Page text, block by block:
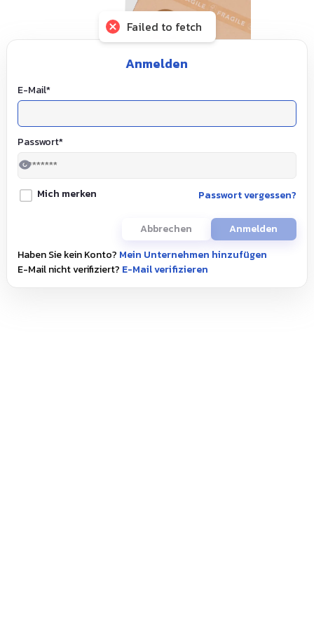
Anmelden
E-Mail*
Passwort*
Mich merken Passwort vergessen?
Abbrechen
Anmelden
Haben Sie kein Konto?
Mein Unternehmen hinzufügen
E-Mail nicht verifiziert? E-Mail verifizieren
Failed to fetch